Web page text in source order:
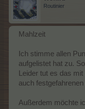
Routinier
Mahlzeit
Ich stimme allen
aufgelistet hat zu.
Leider tut es das
auch festgefahrenen
Außerdem möchte